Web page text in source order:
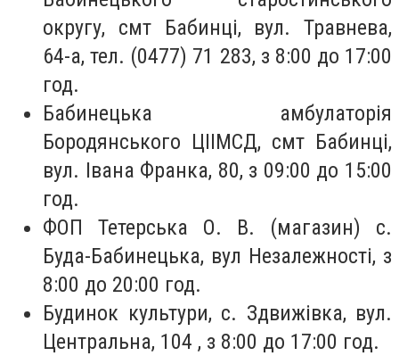
округу, смт Бабинці, вул. Травнева,
64-а, тел. (0477) 71 283, з 8:00 до 17:00
год.
Бабинецька амбулаторія
Бородянського ЦІІМСД, смт Бабинці,
вул. Івана Франка, 80, з 09:00 до 15:00
год.
ФОП Тетерська О. В. (магазин) с.
Буда-Бабинецька, вул Незалежності, з
8:00 до 20:00 год.
Будинок культури, с. Здвижівка, вул.
Центральна, 104 , з 8:00 до 17:00 год.